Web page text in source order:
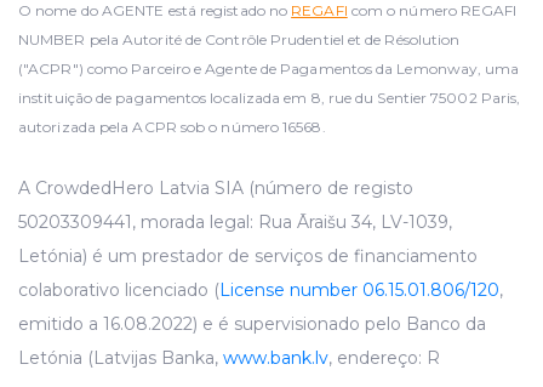
O nome do AGENTE está registado no REGAFI com o número REGAFI
NUMBER pela Autorité de Contrôle Prudentiel et de Résolution
("ACPR") como Parceiro e Agente de Pagamentos da Lemonway, uma
instituição de pagamentos localizada em 8, rue du Sentier 75002 Paris,
autorizada pela ACPR sob o número 16568.
A CrowdedHero Latvia SIA (número de registo
50203309441, morada legal: Rua Āraišu 34, LV-1039,
Letónia) é um prestador de serviços de financiamento
colaborativo licenciado (License number 06.15.01.806/120,
emitido a 16.08.2022) e é supervisionado pelo Banco da
Letónia (Latvijas Banka, www.bank.lv, endereço: R